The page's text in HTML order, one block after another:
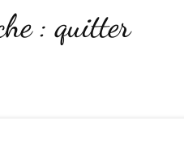
: quitter